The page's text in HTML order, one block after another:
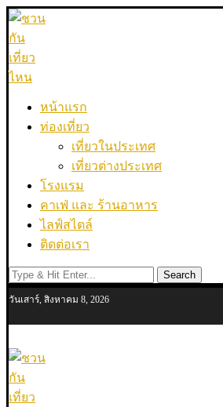
หน้าแรก
ท่องเที่ยว
เที่ยวในประเทศ
เที่ยวต่างประเทศ
โรงแรม
คาเฟ่ และ ร้านอาหาร
ไลฟ์สไตล์
ติดต่อเรา
Search
วันเสาร์, สิงหาคม 8, 2026